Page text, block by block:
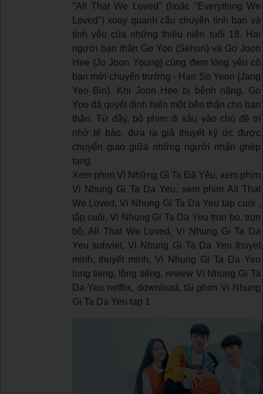
"All That We Loved" (hoặc "Everything We
Loved") xoay quanh câu chuyện tình bạn và
tình yêu của những thiếu niên tuổi 18. Hai
người bạn thân Go Yoo (Sehun) và Go Joon
Hee (Jo Joon Young) cùng đem lòng yêu cô
bạn mới chuyển trường - Han So Yeon (Jang
Yeo Bin). Khi Joon Hee bị bệnh nặng, Go
Yoo đã quyết định hiến một bên thận cho bạn
thân. Từ đây, bộ phim đi sâu vào chủ đề trí
nhớ tế bào, đưa ra giả thuyết ký ức được
chuyển giao giữa những người nhận ghép
tạng.
Xem phim Vì Những Gì Ta Đã Yêu, xem phim
Vi Nhung Gi Ta Da Yeu, xem phim All That
We Loved, Vi Nhung Gi Ta Da Yeu tap cuoi ,
tập cuối, Vi Nhung Gi Ta Da Yeu tron bo, trọn
bộ, All That We Loved, Vi Nhung Gi Ta Da
Yeu subviet, Vi Nhung Gi Ta Da Yeu thuyet
minh, thuyết minh, Vi Nhung Gi Ta Da Yeu
long tieng, lồng tiếng, review Vi Nhung Gi Ta
Da Yeu netflix, download, tải phim Vi Nhung
Gi Ta Da Yeu tap 1